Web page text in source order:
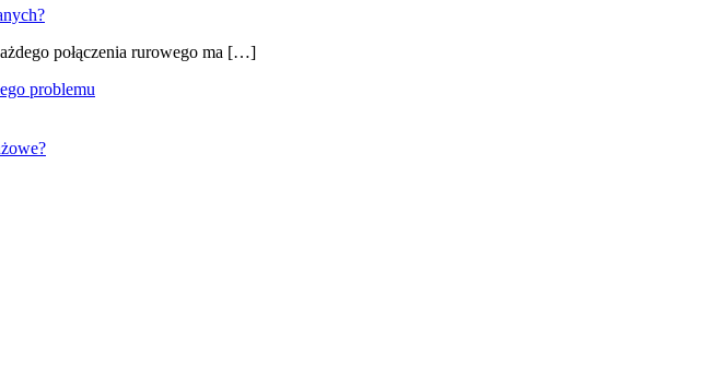
połączenia rurowego ma […]
problemu